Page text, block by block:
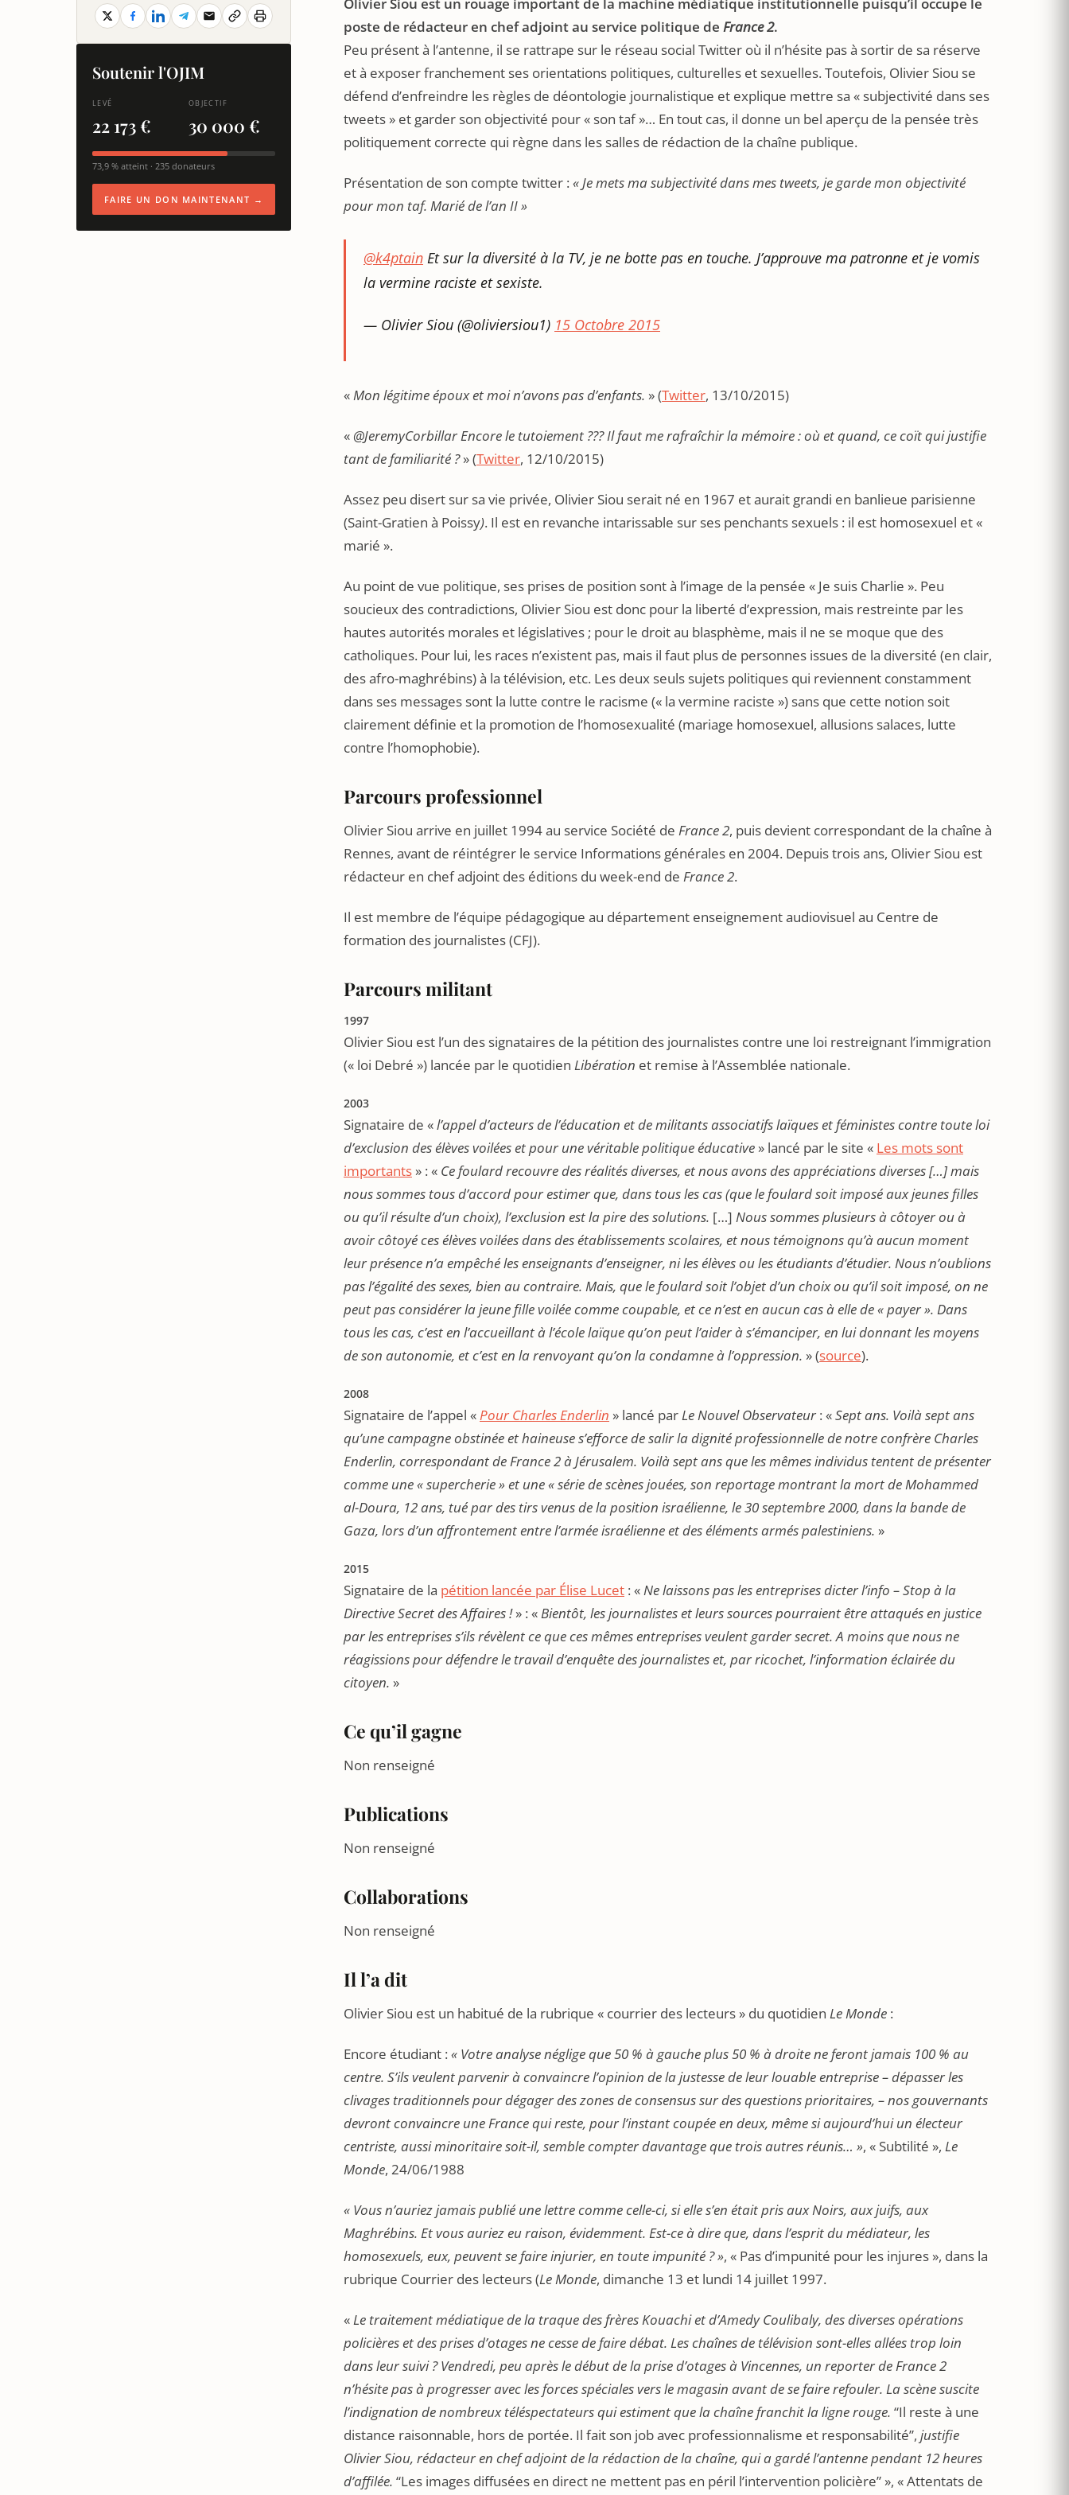
Soutenir l'OJIM
LEVÉ
22 173 €
OBJECTIF
30 000 €
73,9 % atteint · 235 donateurs
FAIRE UN DON MAINTENANT →
poste de rédacteur en chef adjoint au service politique de France 2.
Peu présent à l’antenne, il se rattrape sur le réseau social Twitter où il n’hésite pas à sortir de sa réserve
et à exposer franchement ses orientations politiques, culturelles et sexuelles. Toutefois, Olivier Siou se
défend d’enfreindre les règles de déontologie journalistique et explique mettre sa « subjectivité dans ses
tweets » et garder son objectivité pour « son taf »… En tout cas, il donne un bel aperçu de la pensée très
politiquement correcte qui règne dans les salles de rédaction de la chaîne publique.
Présentation de son compte twitter :« Je mets ma subjectivité dans mes tweets, je garde mon objectivité
pour mon taf. Marié de l’an II »
@k4ptain Et sur la diversité à la TV, je ne botte pas en touche. J’approuve ma patronne et je vomis
la vermine raciste et sexiste.
— Olivier Siou (@oliviersiou1) 15 Octobre 2015
«Mon légitime époux et moi n’avons pas d’enfants. » (Twitter, 13/10/2015)
« @JeremyCorbillar Encore le tutoiement ??? Il faut me rafraîchir la mémoire : où et quand, ce coït qui justifie
tant de familiarité ?» (Twitter, 12/10/2015)
Assez peu disert sur sa vie privée, Olivier Siou serait né en 1967 et aurait grandi en banlieue parisienne
(Saint-Gratien à Poissy). Il est en revanche intarissable sur ses penchants sexuels : il est homosexuel et «
marié ».
Au point de vue politique, ses prises de position sont à l’image de la pensée « Je suis Charlie ». Peu
soucieux des contradictions, Olivier Siou est donc pour la liberté d’expression, mais restreinte par les
hautes autorités morales et législatives ; pour le droit au blasphème, mais il ne se moque que des
catholiques. Pour lui, les races n’existent pas, mais il faut plus de personnes issues de la diversité (en clair,
des afro-maghrébins) à la télévision, etc. Les deux seuls sujets politiques qui reviennent constamment
dans ses messages sont la lutte contre le racisme (« la vermine raciste ») sans que cette notion soit
clairement définie et la promotion de l’homosexualité (mariage homosexuel, allusions salaces, lutte
contre l’homophobie).
Parcours professionnel
Olivier Siou arrive en juillet 1994 au service Société de France 2, puis devient correspondant de la chaîne à
Rennes, avant de réintégrer le service Informations générales en 2004. Depuis trois ans, Olivier Siou est
rédacteur en chef adjoint des éditions du week-end de France 2.
Il est membre de l’équipe pédagogique au département enseignement audiovisuel au Centre de
formation des journalistes (CFJ).
Parcours militant
1997
Olivier Siou est l’un des signataires de la pétition des journalistes contre une loi restreignant l’immigration
(« loi Debré ») lancée par le quotidien Libération et remise à l’Assemblée nationale.
2003
Signataire de «l’appel d’acteurs de l’éducation et de militants associatifs laïques et féministes contre toute loi
d’exclusion des élèves voilées et pour une véritable politique éducative » lancé par le site « Les mots sont
importants » : « Ce foulard recouvre des réalités diverses, et nous avons des appréciations diverses […] mais
nous sommes tous d’accord pour estimer que, dans tous les cas (que le foulard soit imposé aux jeunes filles
ou qu’il résulte d’un choix), l’exclusion est la pire des solutions. […] Nous sommes plusieurs à côtoyer ou à
avoir côtoyé ces élèves voilées dans des établissements scolaires, et nous témoignons qu’à aucun moment
leur présence n’a empêché les enseignants d’enseigner, ni les élèves ou les étudiants d’étudier. Nous n’oublions
pas l’égalité des sexes, bien au contraire. Mais, que le foulard soit l’objet d’un choix ou qu’il soit imposé, on ne
peut pas considérer la jeune fille voilée comme coupable, et ce n’est en aucun cas à elle de « payer ». Dans
tous les cas, c’est en l’accueillant à l’école laïque qu’on peut l’aider à s’émanciper, en lui donnant les moyens
de son autonomie, et c’est en la renvoyant qu’on la condamne à l’oppression. » (source).
2008
Signataire de l’appel «Pour Charles Enderlin » lancé parLe Nouvel Observateur : «Sept ans. Voilà sept ans
qu’une campagne obstinée et haineuse s’efforce de salir la dignité professionnelle de notre confrère Charles
Enderlin, correspondant de France 2 à Jérusalem. Voilà sept ans que les mêmes individus tentent de présenter
comme une « supercherie » et une « série de scènes jouées, son reportage montrant la mort de Mohammed
al-Doura, 12 ans, tué par des tirs venus de la position israélienne, le 30 septembre 2000, dans la bande de
Gaza, lors d’un affrontement entre l’armée israélienne et des éléments armés palestiniens. »
2015
Signataire de la pétition lancée par Élise Lucet : «Ne laissons pas les entreprises dicter l’info – Stop à la
Directive Secret des Affaires !» : «Bientôt, les journalistes et leurs sources pourraient être attaqués en justice
par les entreprises s’ils révèlent ce que ces mêmes entreprises veulent garder secret. A moins que nous ne
réagissions pour défendre le travail d’enquête des journalistes et, par ricochet, l’information éclairée du
citoyen. »
Ce qu’il gagne
Non renseigné
Publications
Non renseigné
Collaborations
Non renseigné
Il l’a dit
Olivier Siou est un habitué de la rubrique « courrier des lecteurs » du quotidien Le Monde :
Encore étudiant :« Votre analyse néglige que 50 % à gauche plus 50 % à droite ne feront jamais 100 % au
centre. S’ils veulent parvenir à convaincre l’opinion de la justesse de leur louable entreprise – dépasser les
clivages traditionnels pour dégager des zones de consensus sur des questions prioritaires, – nos gouvernants
devront convaincre une France qui reste, pour l’instant coupée en deux, même si aujourd’hui un électeur
centriste, aussi minoritaire soit-il, semble compter davantage que trois autres réunis… », « Subtilité », Le
Monde, 24/06/1988
« Vous n’auriez jamais publié une lettre comme celle-ci, si elle s’en était pris aux Noirs, aux juifs, aux
Maghrébins. Et vous auriez eu raison, évidemment. Est-ce à dire que, dans l’esprit du médiateur, les
homosexuels, eux, peuvent se faire injurier, en toute impunité ? », « Pas d’impunité pour les injures », dans la
rubrique Courrier des lecteurs (Le Monde, dimanche 13 et lundi 14 juillet 1997.
«Le traitement médiatique de la traque des frères Kouachi et d’Amedy Coulibaly, des diverses opérations
policières et des prises d’otages ne cesse de faire débat. Les chaînes de télévision sont-elles allées trop loin
dans leur suivi ? Vendredi, peu après le début de la prise d’otages à Vincennes, un reporter de France 2
n’hésite pas à progresser avec les forces spéciales vers le magasin avant de se faire refouler. La scène suscite
l’indignation de nombreux téléspectateurs qui estiment que la chaîne franchit la ligne rouge. “Il reste à une
distance raisonnable, hors de portée. Il fait son job avec professionnalisme et responsabilité”, justifie
Olivier Siou, rédacteur en chef adjoint de la rédaction de la chaîne, qui a gardé l’antenne pendant 12 heures
d’affilée. “Les images diffusées en direct ne mettent pas en péril l’intervention policière” », « Attentats de